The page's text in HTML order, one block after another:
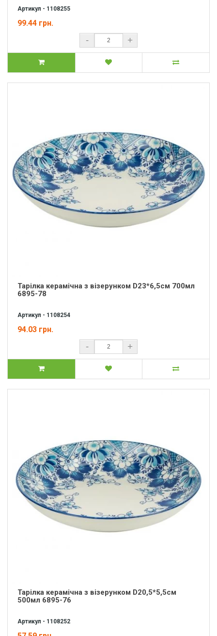
Артикул - 1108255
99.44 грн.
- +
Тарілка керамічна з візерунком D23*6,5см 700мл
6895-78
Артикул - 1108254
94.03 грн.
- +
Тарілка керамічна з візерунком D20,5*5,5см
500мл 6895-76
Артикул - 1108252